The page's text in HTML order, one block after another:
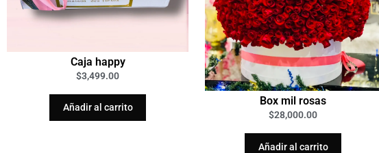
Caja happy
$3,499.00
Añadir al carrito
Box mil rosas
$28,000.00
Añadir al carrito